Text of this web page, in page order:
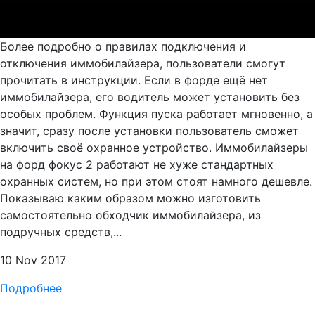
Более подробно о правилах подключения и
отключения иммобилайзера, пользователи смогут
прочитать в инструкции. Если в форде ещё нет
иммобилайзера, его водитель может установить без
особых проблем. Функция пуска работает мгновенно, а
значит, сразу после установки пользователь сможет
включить своё охранное устройство. Иммобилайзеры
на форд фокус 2 работают не хуже стандартных
охранных систем, но при этом стоят намного дешевле.
Показываю каким образом можно изготовить
самостоятельно обходчик иммобилайзера, из
подручных средств,...
10 Nov 2017
Подробнее